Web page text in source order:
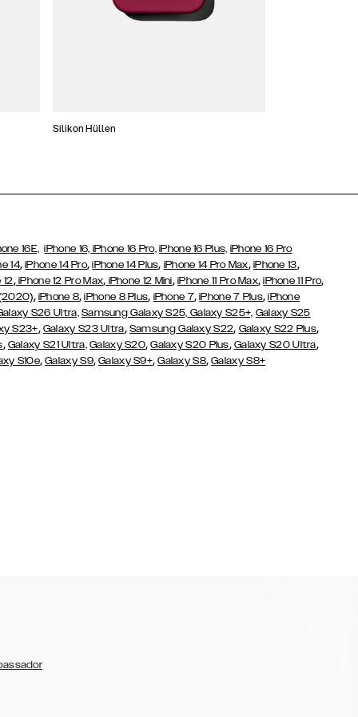
Silikon Hüllen
16E, iPhone 16, iPhone 16 Pro, iPhone 16 Plus, iPhone 16 Pro
14,iPhone 14 Pro,iPhone 14 Plus, iPhone 14 Pro Max, iPhone 13,
12,iPhone 12 Pro Max, iPhone 12 Mini, iPhone 11 Pro Max,iPhone 11 Pro,
, iPhone 8,iPhone 8 Plus, iPhone 7,iPhone 7 Plus,iPhone
S26 Ultra, Samsung Galaxy S25, Galaxy S25+, Galaxy S25
S23+, Galaxy S23 Ultra, Samsung Galaxy S22, Galaxy S22 Plus,
, Galaxy S21 Ultra, Galaxy S20,Galaxy S20 Plus, Galaxy S20 Ultra,
S10e,Galaxy S9,Galaxy S9+,Galaxy S8,Galaxy S8+